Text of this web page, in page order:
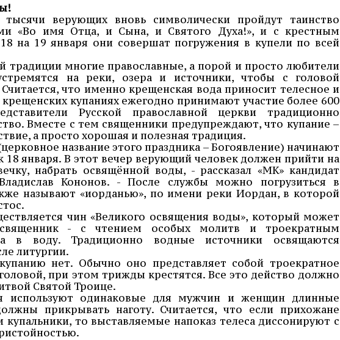
верующих вновь символически пройдут таинство
«Во имя Отца, и Сына, и Святого Духа!», и с крестным
на 19 января они совершат погружения в купели по всей
традиции многие православные, а порой и просто любители
на реки, озера и источники, чтобы с головой
Считается, что именно крещенская вода приносит телесное и
крещенских купаниях ежегодно принимают участие более 600
Русской православной церкви традиционно
Вместе с тем священники предупреждают, что купание –
а просто хорошая и полезная традиция.
название этого праздника – Богоявление) начинают
18 января. В этот вечер верующий человек должен прийти на
набрать освящённой воды, - рассказал «МК» кандидат
Кононов. - После службы можно погрузиться в
называют «иорданью», по имени реки Иордан, в которой
чин «Великого освящения воды», который может
- с чтением особых молитв и троекратным
в воду. Традиционно водные источники освящаются
литургии.
нет. Обычно оно представляет собой троекратное
при этом трижды крестятся. Все это действо должно
Святой Троице.
используют одинаковые для мужчин и женщин длинные
прикрывать наготу. Считается, что если прихожане
купальники, то выставляемые напоказ телеса диссонируют с